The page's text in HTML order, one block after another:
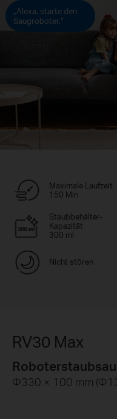
„Alexa, starte den
Saugroboter.“
Maximale Laufzeit
150 Min
Staubbehälter-
Kapazität
300 ml
Nicht stören
RV30 Max
Φ330 × 100 mm